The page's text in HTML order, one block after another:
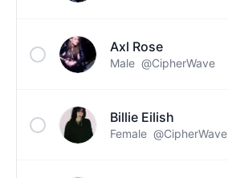
Axl Rose
Male @CipherWave
Billie Eilish
Female @CipherWave